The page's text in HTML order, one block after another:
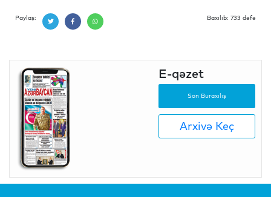
Paylaş: Baxılıb: 733 dəfə
E-qəzet
Son Buraxılış
Arxivə Keç